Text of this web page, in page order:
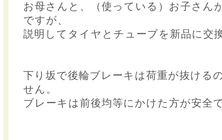
お母さんと、（使っている）お子さん
ですが、
説明してタイヤとチューブを新品に交
下り坂で後輪ブレーキは荷重が抜ける
せん。
ブレーキは前後均等にかけた方が安全